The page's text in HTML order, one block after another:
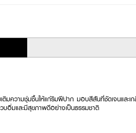
ติมความชุ่มชื้นให้แก่ริมฝีปาก มอบสีสันที่ชัดเจนและเ
บอิ่มและมีสุขภาพดีอย่างเป็นธรรมชาติ